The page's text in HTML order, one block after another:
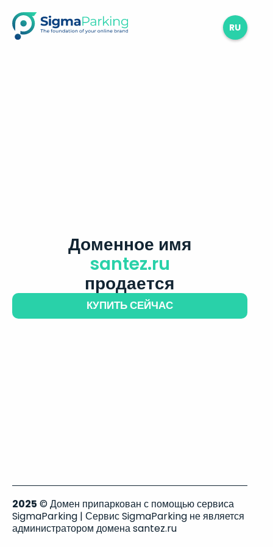
RU
Доменное имя
santez.ru
продается
КУПИТЬ СЕЙЧАС
2025 © Домен припаркован с помощью сервиса
SigmaParking | Сервис SigmaParking не является
администратором домена santez.ru